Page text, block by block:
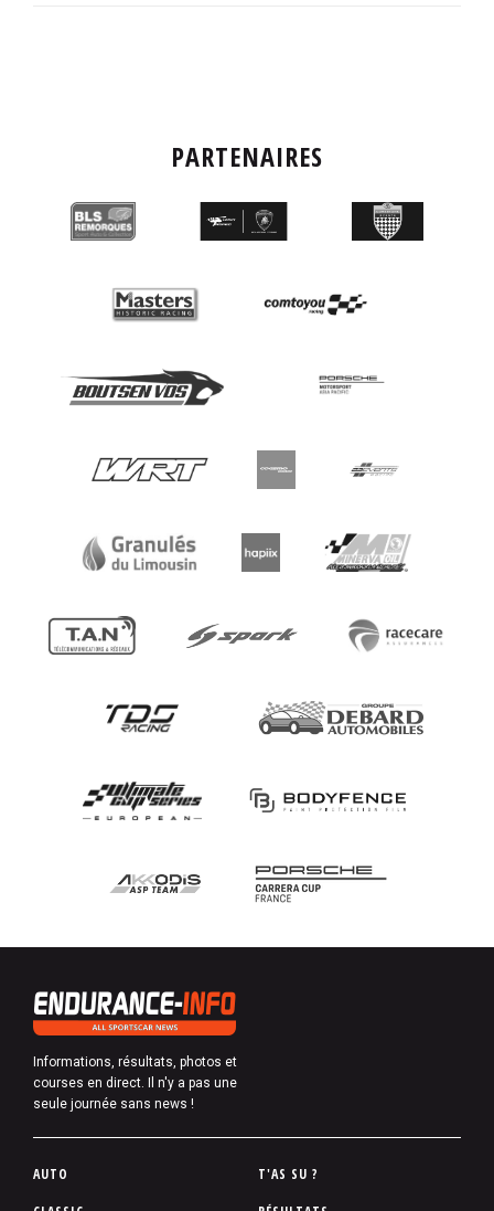
PARTENAIRES
Informations, résultats, photos et
courses en direct. Il n'y a pas une
seule journée sans news !
P
AUTO
T'AS SU ?